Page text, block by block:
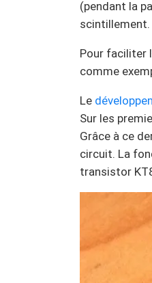
(pendant la
scintillement.
Pour faciliter
comme
Le
Sur les
Grâce à ce
circuit. La
transistor